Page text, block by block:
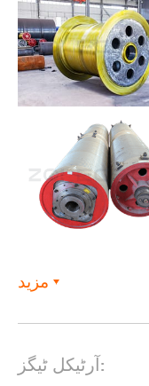
مزید
آرٹیکل ٹیگز: